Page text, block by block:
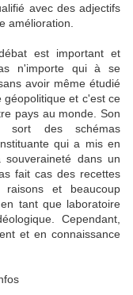
avec des adjectifs
amélioration.
est important et
n'importe qui à se
avoir même étudié
géopolitique et c'est ce
pays au monde. Son
sort des schémas
qui a mis en
dans un
fait cas des recettes
raisons et beaucoup
tant que laboratoire
Cependant,
et en connaissance